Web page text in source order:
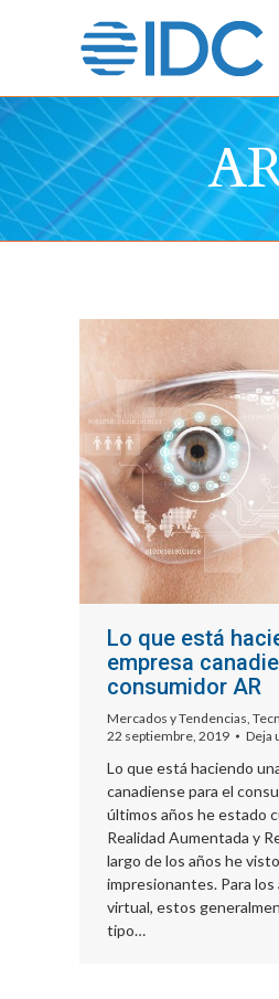
Lo que está
empresa
consumidor AR
Mercados y Tendencias
22 septiembre, 2019
Deja
Lo que está haciendo
canadiense para el
últimos años he estado
Realidad Aumentada y
largo de los años he
impresionantes. Para
virtual, estos
tipo…